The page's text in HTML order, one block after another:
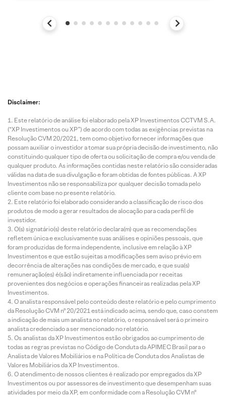
Disclaimer:
Este relatório de análise foi elaborado pela XP Investimentos CCTVM S.A.
(“XP Investimentos ou XP”) de acordo com todas as exigências previstas na
Resolução CVM 20/2021, tem como objetivo fornecer informações que
possam auxiliar o investidor a tomar sua própria decisão de investimento, não
constituindo qualquer tipo de oferta ou solicitação de compra e/ou venda de
qualquer produto. As informações contidas neste relatório são consideradas
válidas na data de sua divulgação e foram obtidas de fontes públicas. A XP
Investimentos não se responsabiliza por qualquer decisão tomada pelo
cliente com base no presente relatório.
Este relatório foi elaborado considerando a classificação de risco dos
produtos de modo a gerar resultados de alocação para cada perfil de
investidor.
O(s) signatário(s) deste relatório declara(m) que as recomendações
refletem única e exclusivamente suas análises e opiniões pessoais, que
foram produzidas de forma independente, inclusive em relação à XP
Investimentos e que estão sujeitas a modificações sem aviso prévio em
decorrência de alterações nas condições de mercado, e que sua(s)
remuneração(es) é(são) indiretamente influenciada por receitas
provenientes dos negócios e operações financeiras realizadas pela XP
Investimentos.
O analista responsável pelo conteúdo deste relatório e pelo cumprimento
da Resolução CVM nº 20/2021 está indicado acima, sendo que, caso constem
a indicação de mais um analista no relatório, o responsável será o primeiro
analista credenciado a ser mencionado no relatório.
Os analistas da XP Investimentos estão obrigados ao cumprimento de
todas as regras previstas no Código de Conduta da APIMEC Brasil para o
Analista de Valores Mobiliários e na Política de Conduta dos Analistas de
Valores Mobiliários da XP Investimentos.
O atendimento de nossos clientes é realizado por empregados da XP
Investimentos ou por assessores de investimento que desempenham suas
atividades por meio da XP, em conformidade com a Resolução CVM nº